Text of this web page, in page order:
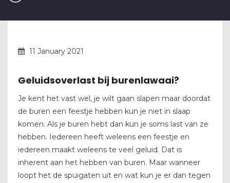
11 January 2021
Geluidsoverlast bij burenlawaai?
Je kent het vast wel, je wilt gaan slapen maar doordat
de buren een feestje hebben kun je niet in slaap
komen. Als je buren hebt dan kun je soms last van ze
hebben. Iedereen heeft weleens een feestje en
iedereen maakt weleens te veel geluid. Dat is
inherent aan het hebben van buren. Maar wanneer
loopt het de spuigaten uit en wat kun je er dan tegen